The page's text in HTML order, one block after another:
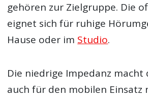
gehören zur Zielgruppe. Die
eignet sich für ruhige
Hause oder im Studio.
Die niedrige Impedanz macht
auch für den mobilen Einsatz